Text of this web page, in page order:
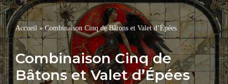
Accueil»Combinaison Cinq de Bâtons et Valet d’Épées
Combinaison Cinq de
Bâtons et Valet d’Épées